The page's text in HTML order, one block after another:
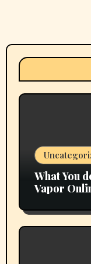
What You
Vapor